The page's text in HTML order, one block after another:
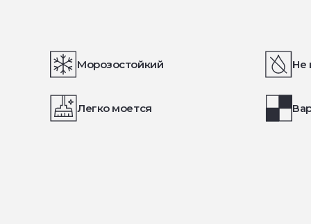
Морозостойкий Не
Легко моется